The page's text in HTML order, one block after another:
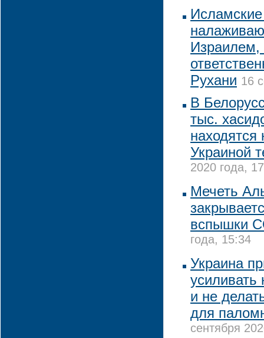
Израилем,
Рухани 16
В
тыс.
находятся
Украиной
2020 года,
Мечеть
вспышки
года, 15:34
Украина
усиливать
и не
для
сентября